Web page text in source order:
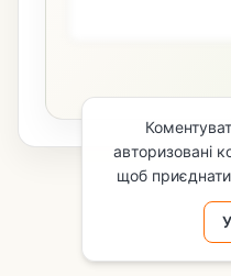
авторизовані
щоб